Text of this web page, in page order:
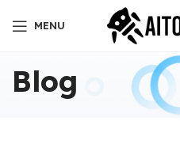
MENU
Blog